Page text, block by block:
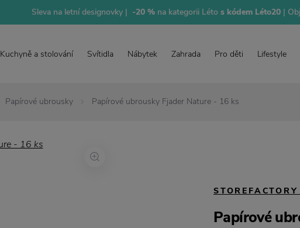
Sleva na letní designovky | -20 %na kategorii Létos kódem Léto20 |
Kuchyně a stolování Svítidla Nábytek Zahrada Pro děti Lifestyle
Papírové ubrousky Papírové ubrousky Fjader Nature - 16 ks
Papírové